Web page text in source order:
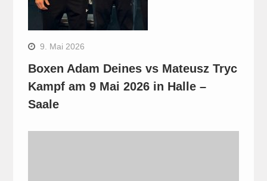
9. Mai 2026
Boxen Adam Deines vs Mateusz Tryc
Kampf am 9 Mai 2026 in Halle –
Saale